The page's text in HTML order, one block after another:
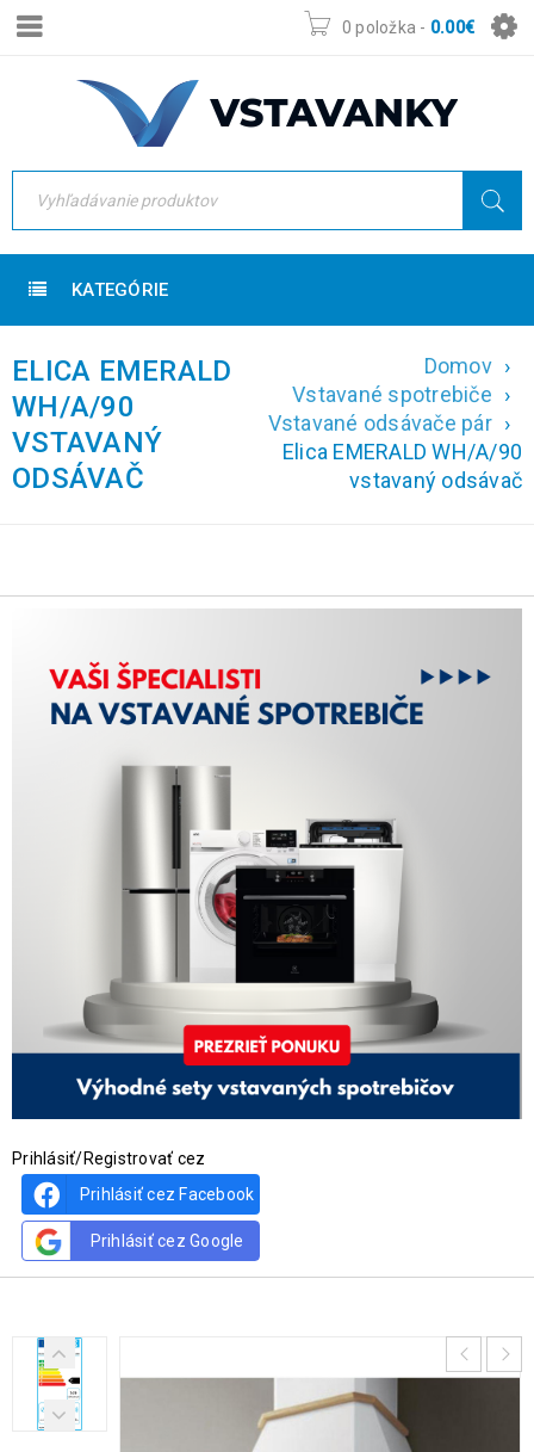
0 položka - 0.00€
KATEGÓRIE
ELICA EMERALD
WH/A/90
VSTAVANÝ
ODSÁVAČ
Domov ›
Vstavané spotrebiče ›
Vstavané odsávače pár ›
Elica EMERALD WH/A/90
vstavaný odsávač
Prihlásiť/Registrovať cez
Prihlásiť cez Facebook
Prihlásiť cez Google